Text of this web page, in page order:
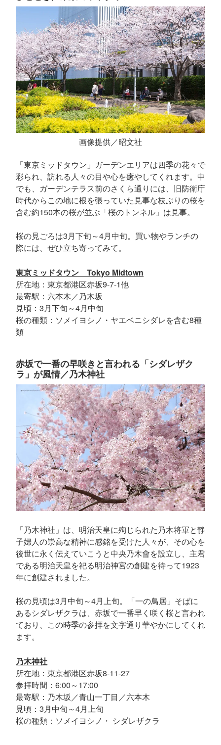
画像提供／昭文社
「東京ミッドタウン」ガーデンエリアは四季の花々で
彩られ、訪れる人々の目や心を癒やしてくれます。中
でも、ガーデンテラス前のさくら通りには、旧防衛庁
時代からこの地に根を張っていた見事な枝ぶりの桜を
含む約150本の桜が並ぶ「桜のトンネル」は見事。
桜の見ごろは3月下旬～4月中旬。買い物やランチの
際には、ぜひ立ち寄ってみて。
東京ミッドタウン Tokyo Midtown
所在地：東京都港区赤坂9-7-1他
最寄駅：六本木／乃木坂
見頃：3月下旬～4月中旬
桜の種類：ソメイヨシノ・ヤエベニシダレを含む8種
類
赤坂で一番の早咲きと言われる「シダレザク
ラ」が風情／乃木神社
「乃木神社」は、明治天皇に殉じられた乃木将軍と静
子婦人の崇高な精神に感銘を受けた人々が、その心を
後世に永く伝えていこうと中央乃木會を設立し、主君
である明治天皇を祀る明治神宮の創建を待って1923
年に創建されました。
桜の見頃は3月中旬～4月上旬。「一の鳥居」そばに
あるシダレザクラは、赤坂で一番早く咲く桜と言われ
ており、この時季の参拝を文字通り華やかにしてくれ
ます。
乃木神社
所在地：東京都港区赤坂8-11-27
参拝時間：6:00～17:00
最寄駅：乃木坂／青山一丁目／六本木
見頃：3月中旬～4月上旬
桜の種類：ソメイヨシノ・ シダレザクラ